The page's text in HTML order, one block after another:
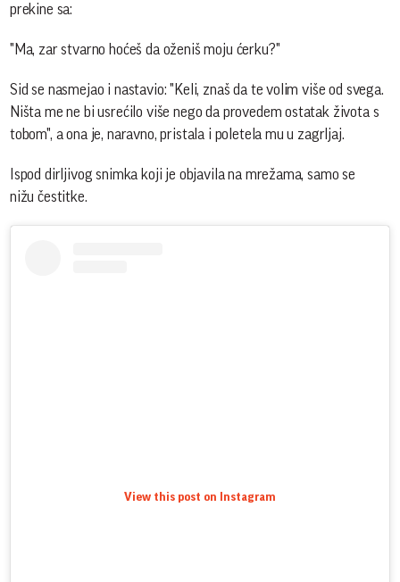
prekine sa:
"Ma, zar stvarno hoćeš da oženiš moju ćerku?"
Sid se nasmejao i nastavio: "Keli, znaš da te volim više od svega.
Ništa me ne bi usrećilo više nego da provedem ostatak života s
tobom", a ona je, naravno, pristala i poletela mu u zagrljaj.
Ispod dirljivog snimka koji je objavila na mrežama, samo se
nižu čestitke.
View this post on Instagram